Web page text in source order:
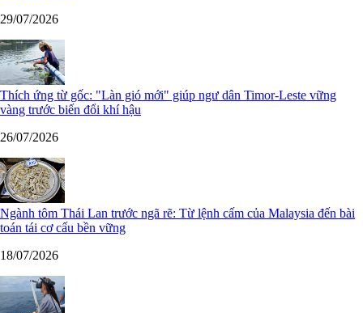
29/07/2026
Thích ứng từ gốc: "Làn gió mới" giúp ngư dân Timor-Leste vững
vàng trước biến đổi khí hậu
26/07/2026
Ngành tôm Thái Lan trước ngã rẽ: Từ lệnh cấm của Malaysia đến bài
toán tái cơ cấu bền vững
18/07/2026